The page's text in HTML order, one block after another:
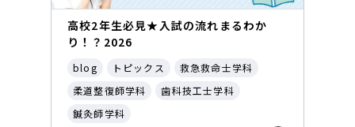
高校2年生必見★入試の流れまるわか
り！？2026
blog トピックス
救急救命士学科
柔道整復師学科
歯科技工士学科
鍼灸師学科